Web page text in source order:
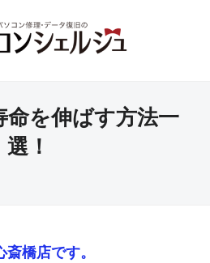
を伸ばす方法一
選！
橋店です。